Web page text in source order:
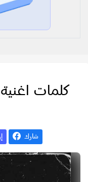
كلمات
شارك